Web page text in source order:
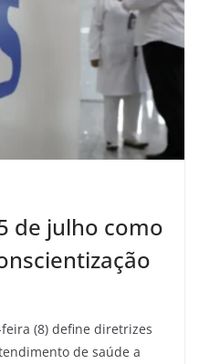
de julho como
(8) define diretrizes
de saúde a